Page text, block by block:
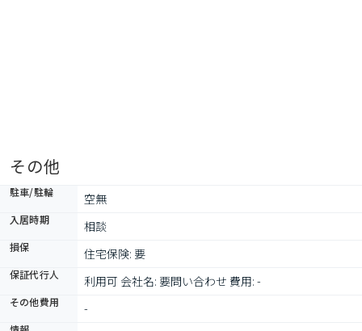
その他
駐車/駐輪 空無
入居時期 相談
損保 住宅保険: 要
保証代行人 利用可 会社名: 要問い合わせ 費用: -
その他費用 -